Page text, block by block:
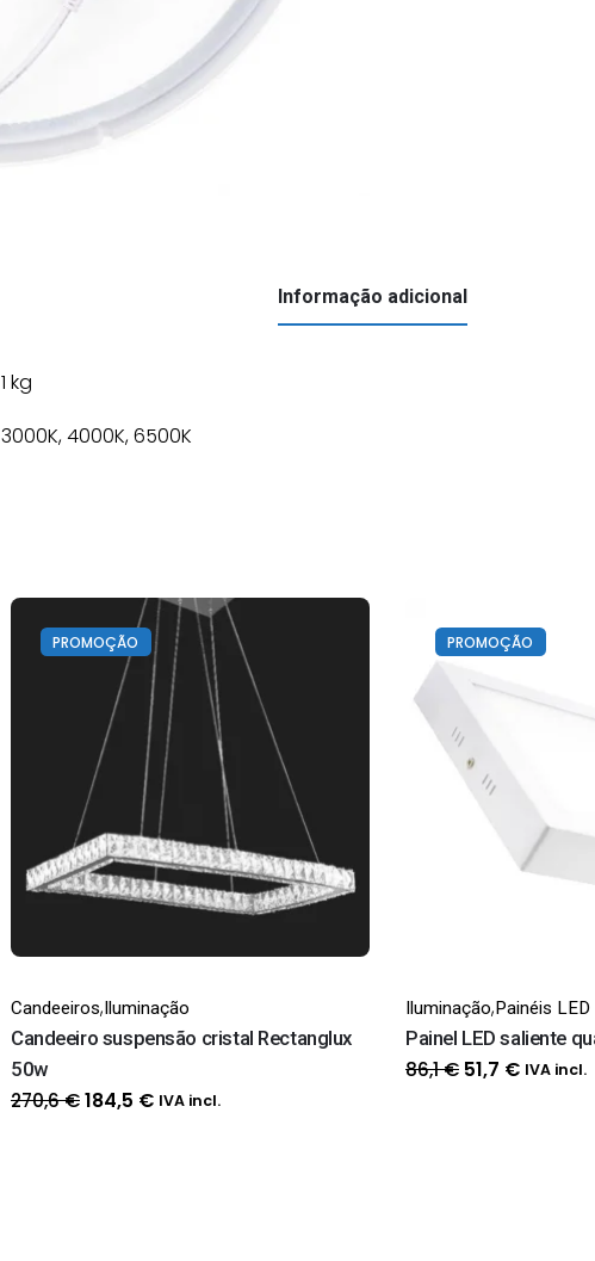
Informação adicional
1 kg
3000K, 4000K, 6500K
PROMOÇÃO
Candeeiros,Iluminação
Candeeiro suspensão cristal Rectanglux
50w
270,6€O
184,5 €OIVA incl.
PROMOÇÃO
Iluminação,Painéis LED
Painel LED saliente
86,1€ O
51,7 €OIVA incl.